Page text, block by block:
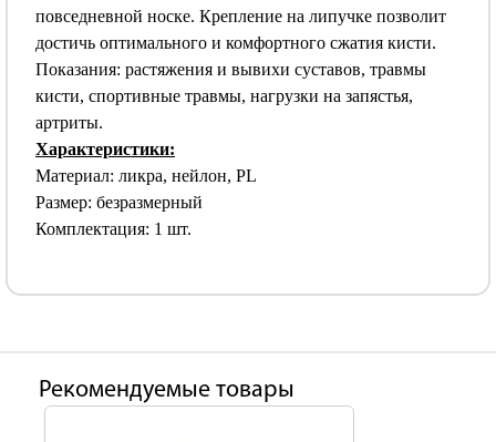
повседневной носке. Крепление на липучке позволит
достичь оптимального и комфортного сжатия кисти.
Показания: растяжения и вывихи суставов, травмы
кисти, спортивные травмы, нагрузки на запястья,
артриты.
Характеристики:
Материал: ликра, нейлон, PL
Размер: безразмерный
Комплектация: 1 шт.
Рекомендуемые товары